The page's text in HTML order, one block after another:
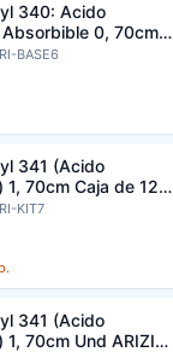
340: Acido
Absorbible 0, 70cm
de 1/2 Punta
BASE6
341 (Acido
1, 70cm Caja de 12
de 1/2 Circulo
36mm
KIT7
341 (Acido
1, 70cm Und ARIZI